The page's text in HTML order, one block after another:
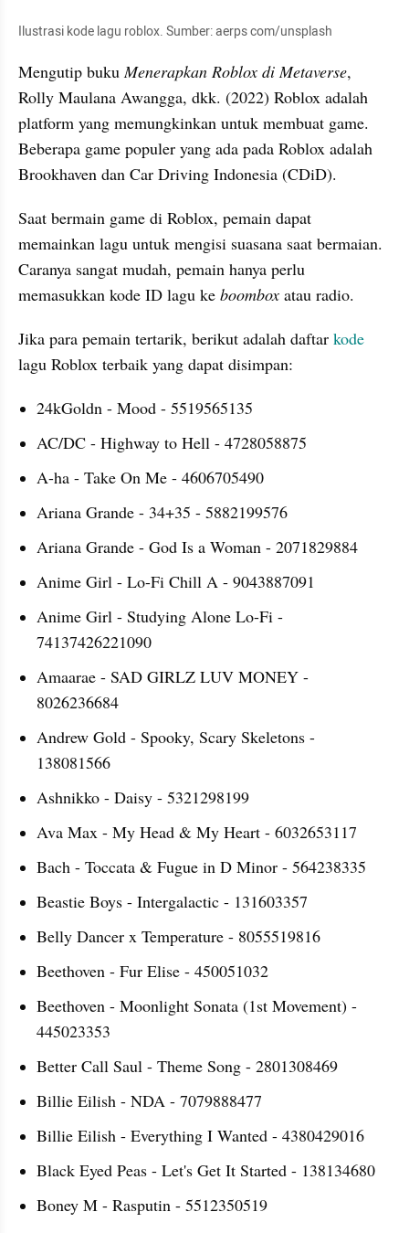
Ilustrasi kode lagu roblox. Sumber: aerps com/unsplash
Mengutip buku Menerapkan Roblox di Metaverse,
Rolly Maulana Awangga, ‎dkk. (2022) Roblox adalah
platform yang memungkinkan untuk membuat game.
Beberapa game populer yang ada pada Roblox adalah
Brookhaven dan Car Driving Indonesia (CDiD).
Saat bermain game di Roblox, pemain dapat
memainkan lagu untuk mengisi suasana saat bermaian.
Caranya sangat mudah, pemain hanya perlu
memasukkan kode ID lagu ke boombox atau radio.
Jika para pemain tertarik, berikut adalah daftar kode
lagu Roblox terbaik yang dapat disimpan:
24kGoldn - Mood - 5519565135
AC/DC - Highway to Hell - 4728058875
A-ha - Take On Me - 4606705490
Ariana Grande - 34+35 - 5882199576
Ariana Grande - God Is a Woman - 2071829884
Anime Girl - Lo-Fi Chill A - 9043887091
Anime Girl - Studying Alone Lo-Fi -
74137426221090
Amaarae - SAD GIRLZ LUV MONEY -
8026236684
Andrew Gold - Spooky, Scary Skeletons -
138081566
Ashnikko - Daisy - 5321298199
Ava Max - My Head & My Heart - 6032653117
Bach - Toccata & Fugue in D Minor - 564238335
Beastie Boys - Intergalactic - 131603357
Belly Dancer x Temperature - 8055519816
Beethoven - Fur Elise - 450051032
Beethoven - Moonlight Sonata (1st Movement) -
445023353
Better Call Saul - Theme Song - 2801308469
Billie Eilish - NDA - 7079888477
Billie Eilish - Everything I Wanted - 4380429016
Black Eyed Peas - Let's Get It Started - 138134680
Boney M - Rasputin - 5512350519